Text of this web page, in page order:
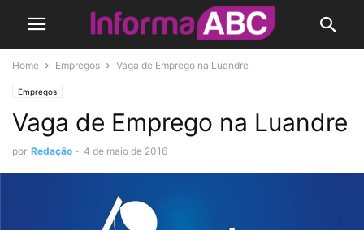
Home Empregos Vaga de Emprego na Luandre
Empregos
Vaga de Emprego na Luandre
por Redação - 4 de maio de 2016